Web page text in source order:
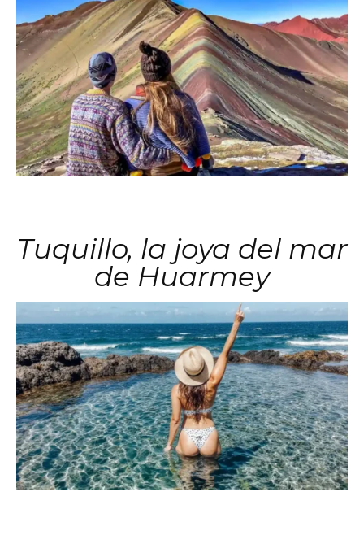
Tuquillo, la joya del mar
de Huarmey